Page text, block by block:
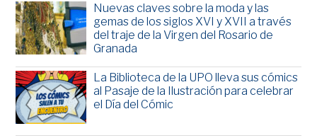
Nuevas claves sobre la moda y las
gemas de los siglos XVI y XVII a través
del traje de la Virgen del Rosario de
Granada
La Biblioteca de la UPO lleva sus cómics
al Pasaje de la Ilustración para celebrar
el Día del Cómic